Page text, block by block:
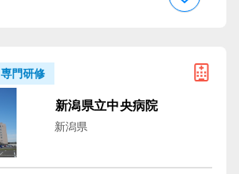
専門研修
新潟県立中央病院
新潟県